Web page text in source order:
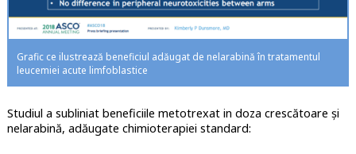
Grafic ce ilustrează beneficiul adăugat de nelarabină în tratamentul
leucemiei acute limfoblastice
Studiul a subliniat beneficiile metotrexat in doza crescătoare și
nelarabină, adăugate chimioterapiei standard: